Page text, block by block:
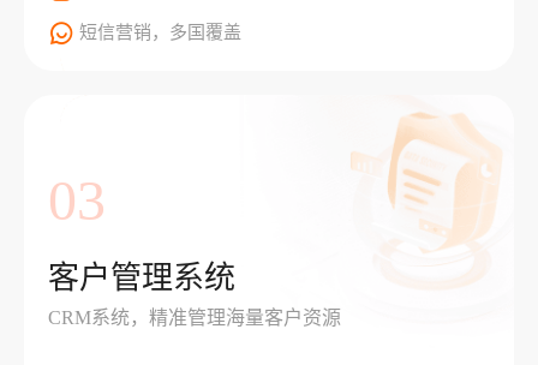
短信营销，多国覆盖
03
客户管理系统
CRM系统，精准管理海量客户资源